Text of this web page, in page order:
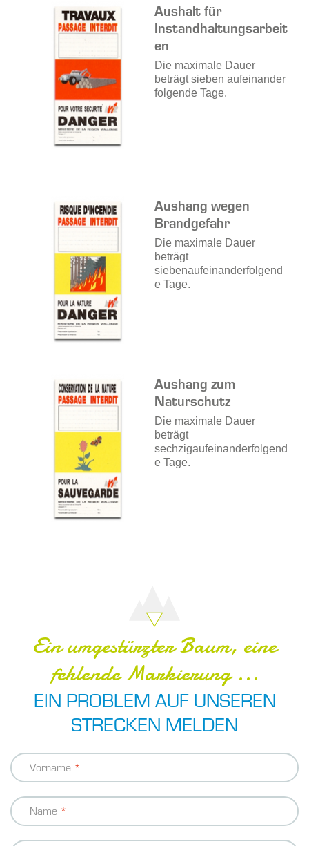
Aushalt für
Instandhaltungsarbeit
en
Die maximale Dauer
beträgt sieben aufeinander
folgende Tage.
Aushang wegen
Brandgefahr
Die maximale Dauer
beträgt
siebenaufeinanderfolgend
e Tage.
Aushang zum
Naturschutz
Die maximale Dauer
beträgt
sechzigaufeinanderfolgend
e Tage.
Ein umgestürzter Baum, eine
fehlende Markierung ...
EIN PROBLEM AUF UNSEREN
STRECKEN MELDEN
Kontakt
Informationen
Vorname
Name